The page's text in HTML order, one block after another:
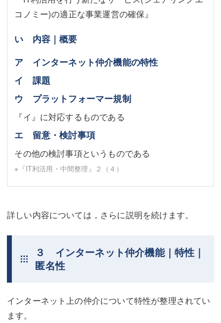
コノミー)の適正な事業運営の確保』
い 内容｜概要
ア インターネット仲介機能の特性
イ 課題
ウ プラットフォーマー規制
『イ』に対応するものである
エ 留意・検討事項
その他の検討事項というものである
※『IT利活用・中間整理』２（４）
詳しい内容については，さらに説明を続けます。
３ インターネット仲介機能｜特性｜
匿名性
インターネット上の仲介について特性が整理されてい
ます。